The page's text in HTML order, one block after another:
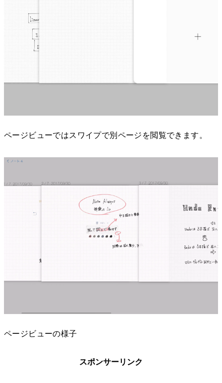
ページビューではスワイプで別ページを閲覧できます。
ページビューの様子
スポンサーリンク